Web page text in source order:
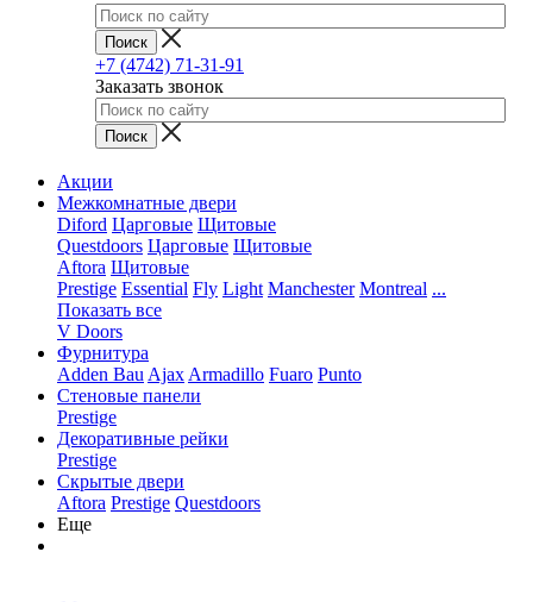
+7 (4742) 71-31-91
Заказать звонок
Акции
Межкомнатные двери
Diford Царговые Щитовые
Questdoors Царговые Щитовые
Aftora Щитовые
Prestige Essential Fly Light Manchester Montreal ...
Показать все
V Doors
Фурнитура
Adden Bau Ajax Armadillo Fuaro Punto
Стеновые панели
Prestige
Декоративные рейки
Prestige
Скрытые двери
Aftora Prestige Questdoors
Еще